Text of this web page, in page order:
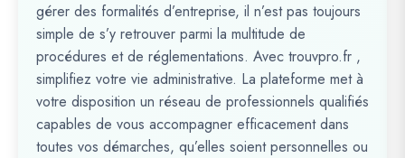
gérer des formalités d’entreprise, il n’est pas toujours
simple de s’y retrouver parmi la multitude de
procédures et de réglementations. Avec trouvpro.fr ,
simplifiez votre vie administrative. La plateforme met à
votre disposition un réseau de professionnels qualifiés
capables de vous accompagner efficacement dans
toutes vos démarches, qu’elles soient personnelles ou